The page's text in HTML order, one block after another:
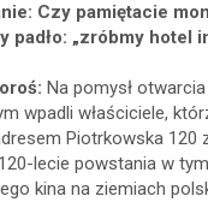
Czy pamiętacie
padło: „zróbmy hotel
Na pomysł
wpadli właściciele,
Piotrkowska 120
lecie powstania w
kina na ziemiach